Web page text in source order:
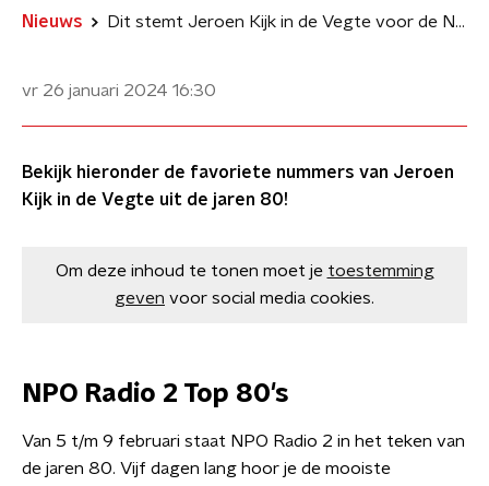
Nieuws Dit stemt Jeroen Kijk in de Vegte voor de NPO Radio 2 Top 80's
vr 26 januari 2024 16:30
Bekijk hieronder de favoriete nummers van Jeroen
Kijk in de Vegte uit de jaren 80!
Om deze inhoud te tonen moet je toestemming
geven voor social media cookies.
NPO Radio 2 Top 80's
Van 5 t/m 9 februari staat NPO Radio 2 in het teken van
de jaren 80. Vijf dagen lang hoor je de mooiste